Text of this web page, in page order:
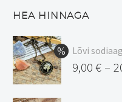
HEA HINNAGA
Lõvi
9,00 € –